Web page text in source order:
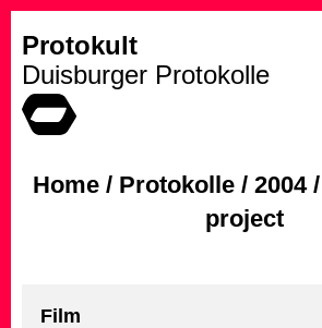
to
Protokult
Duisburger Protokolle
Home / Protokolle / 2004/
project
Film